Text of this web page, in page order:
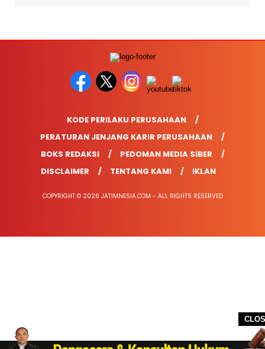
KODE PERILAKU PERUSAHAAN
PERATURAN JENJANG KARIR PERUSAHAAN
BOKS REDAKSI
PEDOMAN MEDIA SIBER
DISCLAIMER
TENTANG KAMI IKLAN
COPYRIGHT © 2026 JATIMNESIA.COM - ALL RIGHTS RESERVED